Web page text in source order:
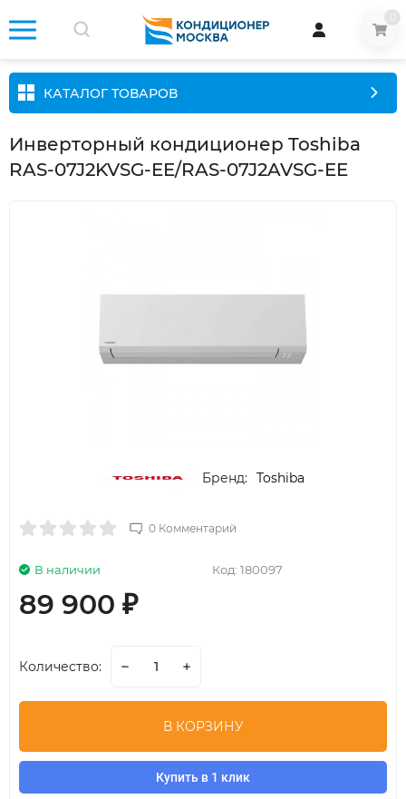
КАТАЛОГ ТОВАРОВ
Инверторный кондиционер Toshiba
RAS-07J2KVSG-EE/RAS-07J2AVSG-EE
Бренд: Toshiba
0 Комментарий
Код: 180097
В наличии
89 900 ₽
Количество:
В КОРЗИНУ
Купить в 1 клик